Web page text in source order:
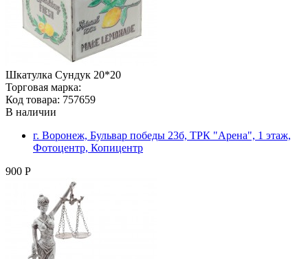
Шкатулка Сундук 20*20
Торговая марка:
Код товара: 757659
В наличии
г. Воронеж, Бульвар победы 23б, ТРК "Арена", 1 этаж,
Фотоцентр, Копицентр
900 Р